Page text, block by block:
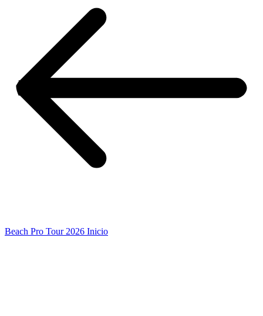
Beach Pro Tour 2026 Inicio